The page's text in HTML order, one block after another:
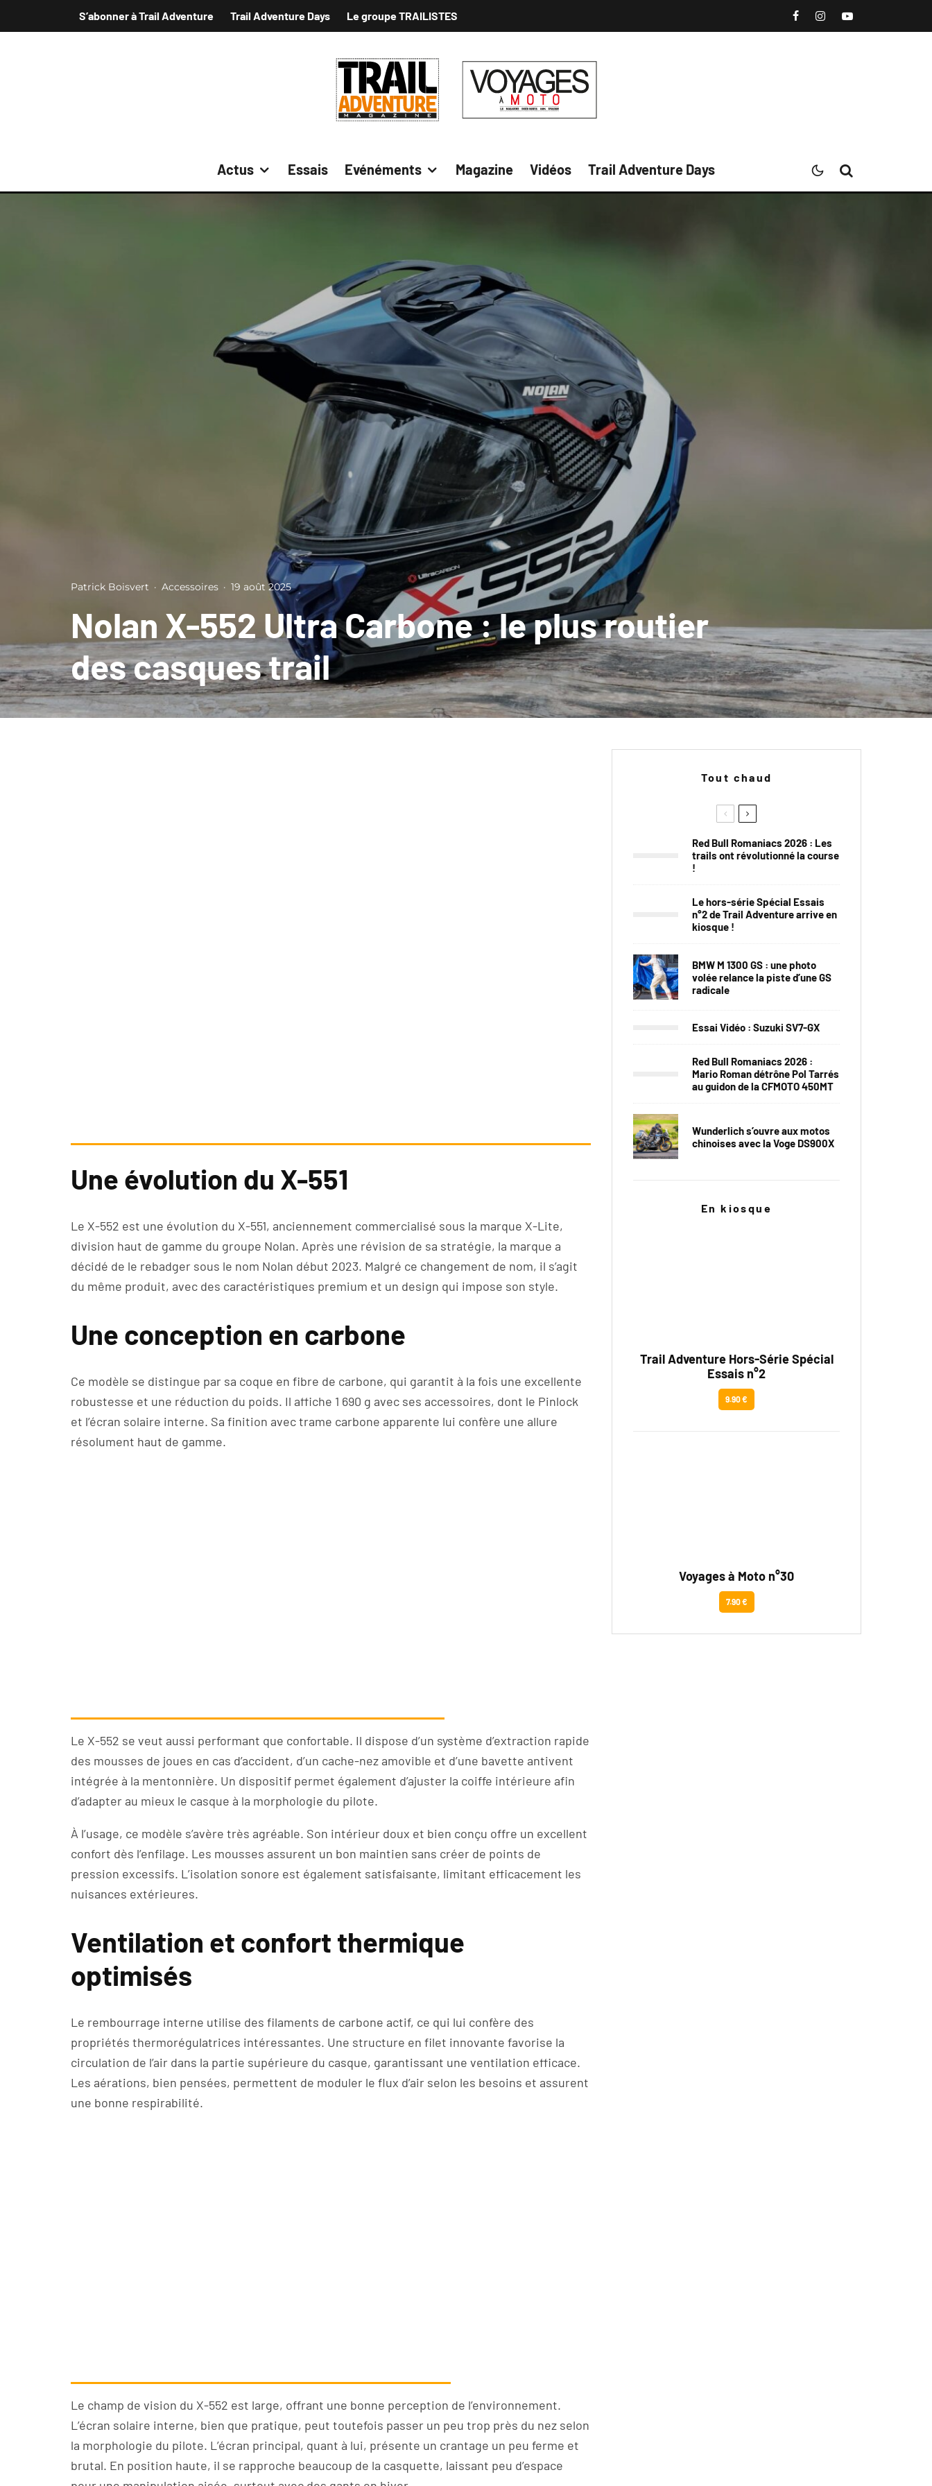
S’abonner à Trail Adventure Trail Adventure Days Le groupe TRAILISTES
Actus Essais Evénéments Magazine Vidéos Trail Adventure Days
Patrick Boisvert · Accessoires · 19 août 2025
Nolan X-552 Ultra Carbone : le plus routier
des casques trail
Une évolution du X-551
Le X-552 est une évolution du X-551, anciennement commercialisé sous la marque X-Lite,
division haut de gamme du groupe Nolan. Après une révision de sa stratégie, la marque a
décidé de le rebadger sous le nom Nolan début 2023. Malgré ce changement de nom, il s’agit
du même produit, avec des caractéristiques premium et un design qui impose son style.
Une conception en carbone
Ce modèle se distingue par sa coque en fibre de carbone, qui garantit à la fois une excellente
robustesse et une réduction du poids. Il affiche 1 690 g avec ses accessoires, dont le Pinlock
et l’écran solaire interne. Sa finition avec trame carbone apparente lui confère une allure
résolument haut de gamme.
Le X-552 se veut aussi performant que confortable. Il dispose d’un système d’extraction rapide
des mousses de joues en cas d’accident, d’un cache-nez amovible et d’une bavette antivent
intégrée à la mentonnière. Un dispositif permet également d’ajuster la coiffe intérieure afin
d’adapter au mieux le casque à la morphologie du pilote.
À l’usage, ce modèle s’avère très agréable. Son intérieur doux et bien conçu offre un excellent
confort dès l’enfilage. Les mousses assurent un bon maintien sans créer de points de
pression excessifs. L’isolation sonore est également satisfaisante, limitant efficacement les
nuisances extérieures.
Ventilation et confort thermique
optimisés
Le rembourrage interne utilise des filaments de carbone actif, ce qui lui confère des
propriétés thermorégulatrices intéressantes. Une structure en filet innovante favorise la
circulation de l’air dans la partie supérieure du casque, garantissant une ventilation efficace.
Les aérations, bien pensées, permettent de moduler le flux d’air selon les besoins et assurent
une bonne respirabilité.
Le champ de vision du X-552 est large, offrant une bonne perception de l’environnement.
L’écran solaire interne, bien que pratique, peut toutefois passer un peu trop près du nez selon
la morphologie du pilote. L’écran principal, quant à lui, présente un crantage un peu ferme et
brutal. En position haute, il se rapproche beaucoup de la casquette, laissant peu d’espace
Tout chaud
Red Bull Romaniacs 2026 : Les
trails ont révolutionné la course
!
Le hors-série Spécial Essais
n°2 de Trail Adventure arrive en
kiosque !
BMW M 1300 GS : une photo
volée relance la piste d’une GS
radicale
Essai Vidéo : Suzuki SV7-GX
Red Bull Romaniacs 2026 :
Mario Roman détrône Pol Tarrés
au guidon de la CFMOTO 450MT
Wunderlich s’ouvre aux motos
chinoises avec la Voge DS900X
En kiosque
Trail Adventure Hors-Série Spécial
Essais n°2
9.90 €
Voyages à Moto n°30
7.90 €